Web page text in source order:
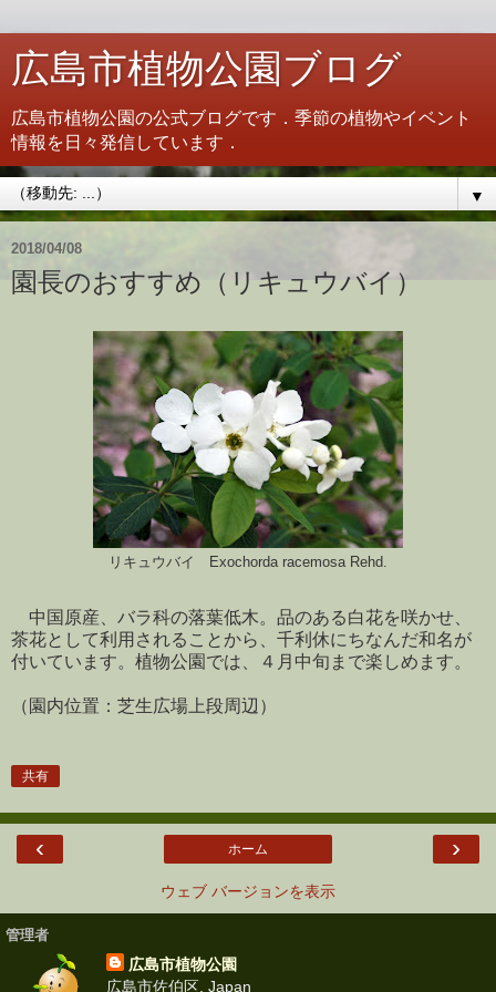
広島市植物公園ブログ
広島市植物公園の公式ブログです．季節の植物やイベント
情報を日々発信しています．
▼
2018/04/08
園長のおすすめ（リキュウバイ）
リキュウバイ Exochorda racemosa Rehd.
中国原産、バラ科の落葉低木。品のある白花を咲かせ、
茶花として利用されることから、千利休にちなんだ和名が
付いています。植物公園では、４月中旬まで楽しめます。
（園内位置：芝生広場上段周辺）
共有
‹ ›
ホーム
ウェブ バージョンを表示
管理者
広島市植物公園
広島市佐伯区, Japan